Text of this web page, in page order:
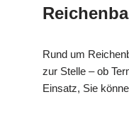
Rund um
zur Stelle – ob
Einsatz, Sie